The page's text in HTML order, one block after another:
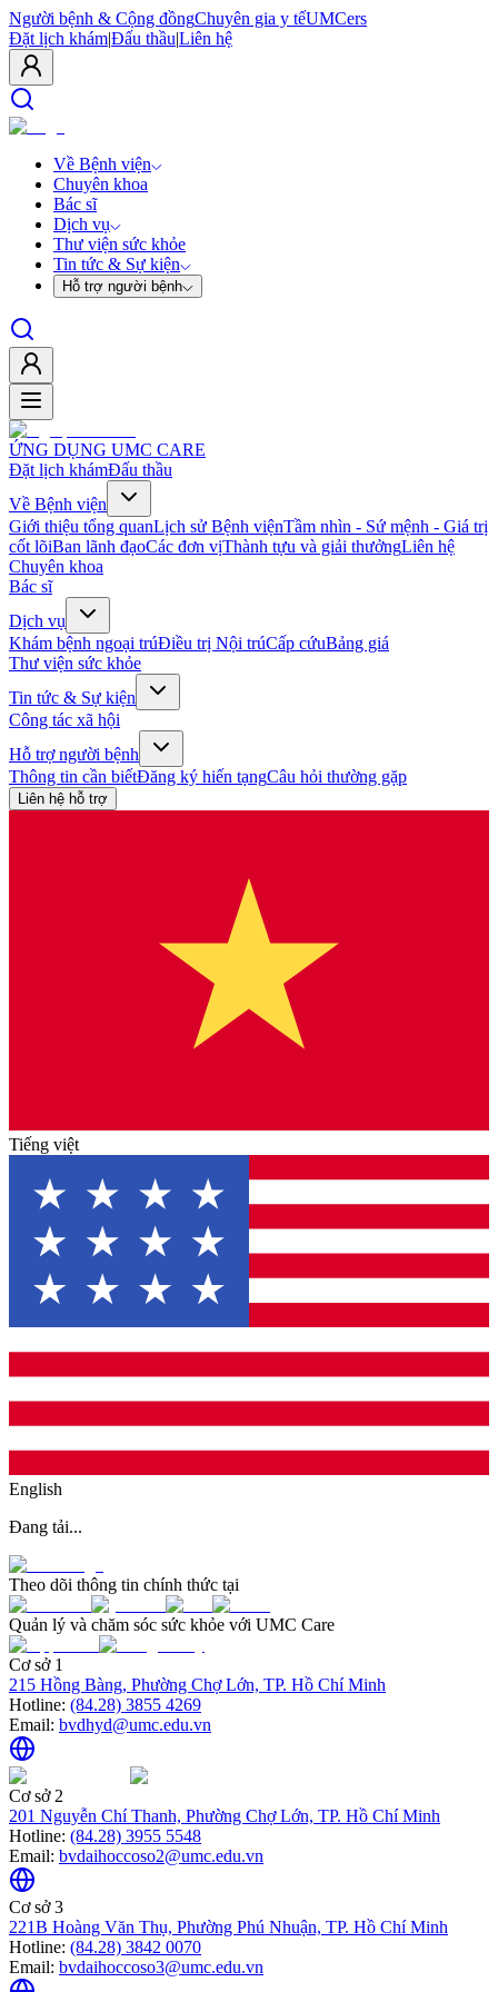
Người bệnh & Cộng đồngChuyên gia y tếUMCers
Đặt lịch khám|Đấu thầu|Liên hệ
Về Bệnh viện
Chuyên khoa
Bác sĩ
Dịch vụ
Thư viện sức khỏe
Tin tức & Sự kiện
Hỗ trợ người bệnh
ỨNG DỤNG UMC CARE
Đặt lịch khámĐấu thầu
Về Bệnh viện
Giới thiệu tổng quanLịch sử Bệnh việnTầm nhìn - Sứ mệnh - Giá trị
cốt lõiBan lãnh đạoCác đơn vịThành tựu và giải thưởngLiên hệ
Chuyên khoa
Bác sĩ
Dịch vụ
Khám bệnh ngoại trúĐiều trị Nội trúCấp cứuBảng giá
Thư viện sức khỏe
Tin tức & Sự kiện
Công tác xã hội
Hỗ trợ người bệnh
Thông tin cần biếtĐăng ký hiến tạngCâu hỏi thường gặp
Liên hệ hỗ trợ
Tiếng việt
English
Đang tải...
Theo dõi thông tin chính thức tại
Quản lý và chăm sóc sức khỏe với UMC Care
Cơ sở 1
215 Hồng Bàng, Phường Chợ Lớn, TP. Hồ Chí Minh
Hotline: (84.28) 3855 4269
Email: bvdhyd@umc.edu.vn
Cơ sở 2
201 Nguyễn Chí Thanh, Phường Chợ Lớn, TP. Hồ Chí Minh
Hotline: (84.28) 3955 5548
Email: bvdaihoccoso2@umc.edu.vn
Cơ sở 3
221B Hoàng Văn Thụ, Phường Phú Nhuận, TP. Hồ Chí Minh
Hotline: (84.28) 3842 0070
Email: bvdaihoccoso3@umc.edu.vn